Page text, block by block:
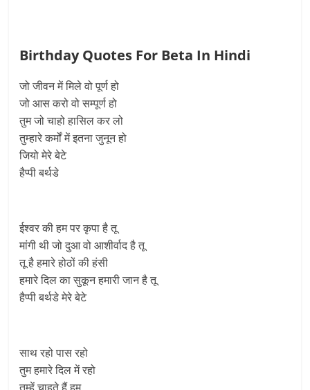
Birthday Quotes For Beta In Hindi
जो जीवन में मिले वो पूर्ण हो
जो आस करो वो सम्पूर्ण हो
तुम जो चाहो हासिल कर लो
तुम्हारे कर्मों में इतना जुनून हो
जियो मेरे बेटे
हैप्पी बर्थडे
ईश्वर की हम पर कृपा है तू
मांगी थी जो दुआ वो आशीर्वाद है तू
तू है हमारे होठों की हंसी
हमारे दिल का सुकून हमारी जान है तू
हैप्पी बर्थडे मेरे बेटे
साथ रहो पास रहो
तुम हमारे दिल में रहो